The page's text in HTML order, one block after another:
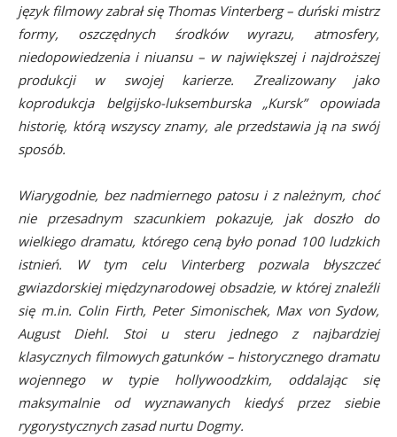
język filmowy zabrał się Thomas Vinterberg – duński mistrz
formy, oszczędnych środków wyrazu, atmosfery,
niedopowiedzenia i niuansu – w największej i najdroższej
produkcji w swojej karierze. Zrealizowany jako
koprodukcja belgijsko-luksemburska „Kursk” opowiada
historię, którą wszyscy znamy, ale przedstawia ją na swój
sposób.
Wiarygodnie, bez nadmiernego patosu i z należnym, choć
nie przesadnym szacunkiem pokazuje, jak doszło do
wielkiego dramatu, którego ceną było ponad 100 ludzkich
istnień. W tym celu Vinterberg pozwala błyszczeć
gwiazdorskiej międzynarodowej obsadzie, w której znaleźli
się m.in. Colin Firth, Peter Simonischek, Max von Sydow,
August Diehl. Stoi u steru jednego z najbardziej
klasycznych filmowych gatunków – historycznego dramatu
wojennego w typie hollywoodzkim, oddalając się
maksymalnie od wyznawanych kiedyś przez siebie
rygorystycznych zasad nurtu Dogmy.